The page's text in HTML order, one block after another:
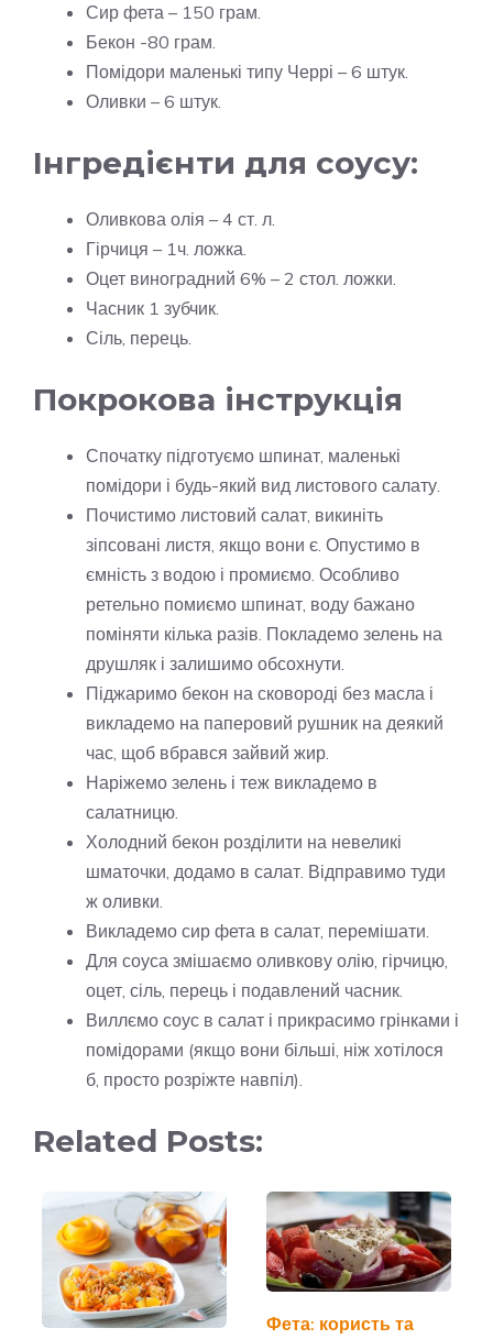
Сир фета – 150 грам.
Бекон -80 грам.
Помідори маленькі типу Черрі – 6 штук.
Оливки – 6 штук.
Інгредієнти для соусу:
Оливкова олія – ​​4 ст. л.
Гірчиця – 1ч. ложка.
Оцет виноградний 6% – 2 стол. ложки.
Часник 1 зубчик.
Сіль, перець.
Покрокова інструкція
Спочатку підготуємо шпинат, маленькі
помідори і будь-який вид листового салату.
Почистимо листовий салат, викиніть
зіпсовані листя, якщо вони є. Опустимо в
ємність з водою і промиємо. Особливо
ретельно помиємо шпинат, воду бажано
поміняти кілька разів. Покладемо зелень на
друшляк і залишимо обсохнути.
Піджаримо бекон на сковороді без масла і
викладемо на паперовий рушник на деякий
час, щоб вбрався зайвий жир.
Наріжемо зелень і теж викладемо в
салатницю.
Холодний бекон розділити на невеликі
шматочки, додамо в салат. Відправимо туди
ж оливки.
Викладемо сир фета в салат, перемішати.
Для соуса змішаємо оливкову олію, гірчицю,
оцет, сіль, перець і подавлений часник.
Виллємо соус в салат і прикрасимо грінками і
помідорами (якщо вони більші, ніж хотілося
б, просто розріжте навпіл).
Related Posts:
Фета: користь та